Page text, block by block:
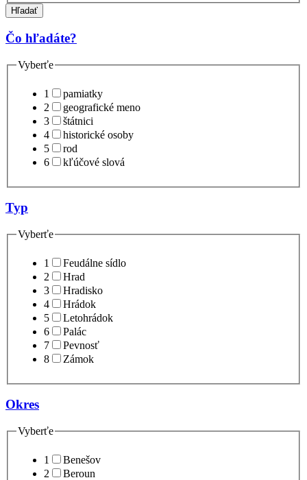
Hľadať
Čo hľadáte?
Vyberťe
1
pamiatky
2
geografické meno
3
štátnici
4
historické osoby
5
rod
6
kľúčové slová
Typ
Vyberťe
1
Feudálne sídlo
2
Hrad
3
Hradisko
4
Hrádok
5
Letohrádok
6
Palác
7
Pevnosť
8
Zámok
Okres
Vyberťe
1
Benešov
2
Beroun